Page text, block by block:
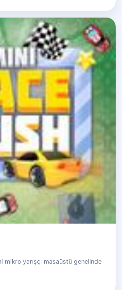
mikro yarışçı masaüstü genelinde